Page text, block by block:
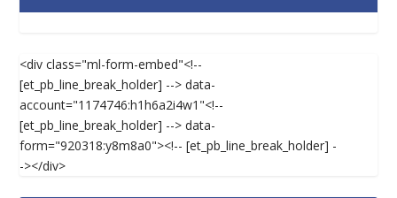
<div class="ml-form-embed"<!--
[et_pb_line_break_holder] --> data-
account="1174746:h1h6a2i4w1"<!--
[et_pb_line_break_holder] --> data-
form="920318:y8m8a0"><!-- [et_pb_line_break_holder] -
-></div>